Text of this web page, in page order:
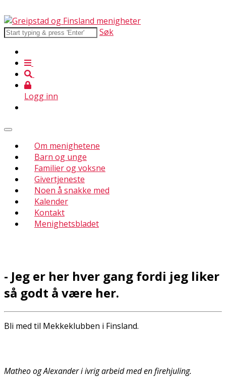
Søk
Logg inn
Om menighetene
Barn og unge
Familier og voksne
Givertjeneste
Noen å snakke med
Kalender
Kontakt
Menighetsbladet
- Jeg er her hver gang fordi jeg liker
så godt å være her.
Bli med til Mekkeklubben i Finsland.
Matheo og Alexander i ivrig arbeid med en firehjuling.